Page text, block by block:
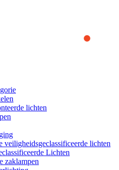
provide you the best experience
this website, you accept
how the website is used and
learn more or to find out how
access our
lichten
veiligheidsgeclassificeerde lichten
Lichten
zaklampen